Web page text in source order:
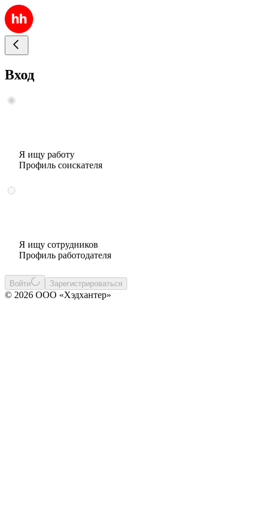
Вход
Я ищу работу
Профиль соискателя
Я ищу сотрудников
Профиль работодателя
Войти Зарегистрироваться
© 2026 ООО «Хэдхантер»